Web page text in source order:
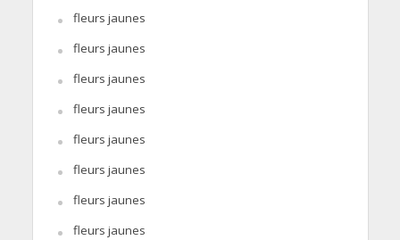
fleurs jaunes
fleurs jaunes
fleurs jaunes
fleurs jaunes
fleurs jaunes
fleurs jaunes
fleurs jaunes
fleurs jaunes